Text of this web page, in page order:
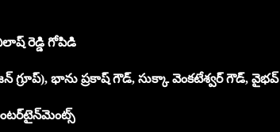
రెడ్డి గోపిడి
గ్రూప్), భాను ప్రకాష్ గౌడ్, సుక్కా వెంకటేశ్వర్ గౌడ్,